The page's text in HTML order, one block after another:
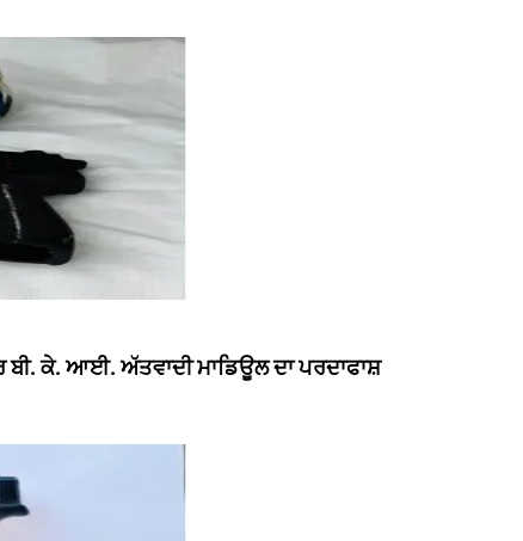
ਕੇ. ਆਈ. ਅੱਤਵਾਦੀ ਮਾਡਿਊਲ ਦਾ ਪਰਦਾਫਾਸ਼